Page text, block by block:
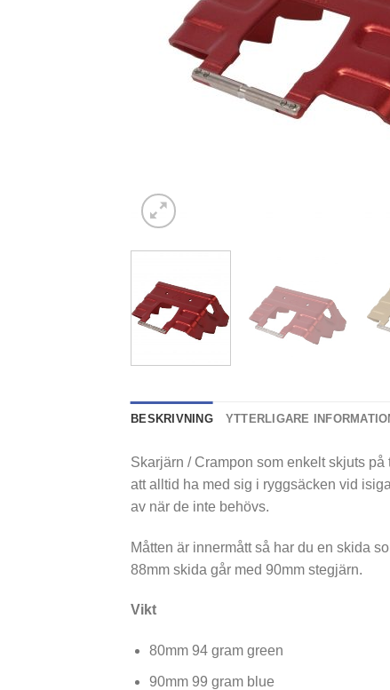
BESKRIVNING YTTERLIGARE
Skarjärn / Crampon som enkelt skjuts
att alltid ha med sig i ryggsäcken vid
av när de inte behövs.
Måtten är innermått så har du en skida
88mm skida går med 90mm stegjärn.
Vikt
80mm 94 gram green
90mm 99 gram blue